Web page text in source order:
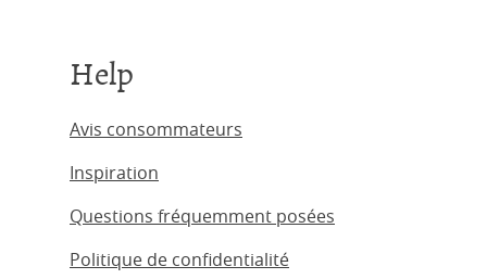
Help
Avis consommateurs
Inspiration
Questions fréquemment posées
Politique de confidentialité